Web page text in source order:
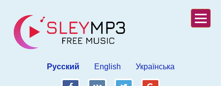
Русский English Українська